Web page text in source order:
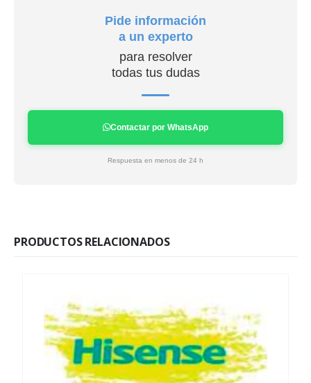
Pide información
a un experto
para resolver
todas tus dudas
Contactar por WhatsApp
Respuesta en menos de 24 h
PRODUCTOS RELACIONADOS